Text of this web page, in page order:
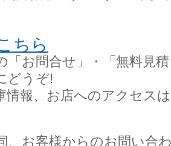
ちら
お問合せ」・「無料見
どうぞ!
報、お店へのアクセス
、お客様からのお問い合